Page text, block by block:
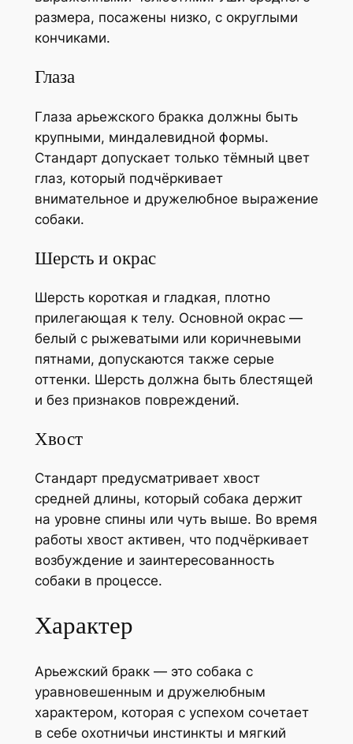
размера, посажены низко, с округлыми
кончиками.
Глаза
Глаза арьежского бракка должны быть
крупными, миндалевидной формы.
Стандарт допускает только тёмный цвет
глаз, который подчёркивает
внимательное и дружелюбное выражение
собаки.
Шерсть и окрас
Шерсть короткая и гладкая, плотно
прилегающая к телу. Основной окрас —
белый с рыжеватыми или коричневыми
пятнами, допускаются также серые
оттенки. Шерсть должна быть блестящей
и без признаков повреждений.
Хвост
Стандарт предусматривает хвост
средней длины, который собака держит
на уровне спины или чуть выше. Во время
работы хвост активен, что подчёркивает
возбуждение и заинтересованность
собаки в процессе.
Характер
Арьежский бракк — это собака с
уравновешенным и дружелюбным
характером, которая с успехом сочетает
в себе охотничьи инстинкты и мягкий